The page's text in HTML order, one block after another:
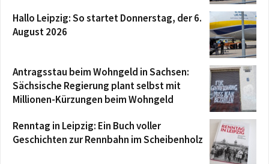
Hallo Leipzig: So startet Donnerstag, der 6.
August 2026
Antragsstau beim Wohngeld in Sachsen:
Sächsische Regierung plant selbst mit
Millionen-Kürzungen beim Wohngeld
Renntag in Leipzig: Ein Buch voller
Geschichten zur Rennbahn im Scheibenholz